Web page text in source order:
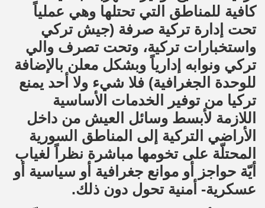
كافية للمناطق التي تحتلها وهي عملياً
تحت إدارة تركية صرفة (جيش تركي
واستخبارات تركية، وتحت تصرف والي
تركي ونوابه إدارياً وبشكل معلن بالإضافة
للوحدة الجغرافية) فلا شيء ولا أحد يمنع
تركيا من توفير الخدمات الأساسية
اللازمة لأبسط وسائل العيش من داخل
الأراضي التركية إلى المناطق السورية
المحتلّة على تخومها مباشرة نظراً لغياب
أيّة حواجز أو موانع جغرافية أو سياسية أو
عسكرية- أمنية تحول دون ذلك.